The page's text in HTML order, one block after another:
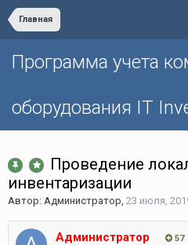
Главная
Программа учета
оборудования IT
Проведение
инвентаризации
Автор: Администратор, 23 июля,
Администратор 57